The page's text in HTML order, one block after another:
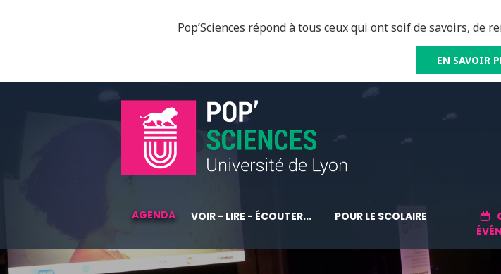
Pop’Sciences répond à tous ceux qui ont soif de savoirs, de
EN SAVOIR
AGENDA VOIR - LIRE - ÉCOUTER... POUR LE SCOLAIRE